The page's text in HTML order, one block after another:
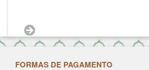
FORMAS DE PAGAMENTO